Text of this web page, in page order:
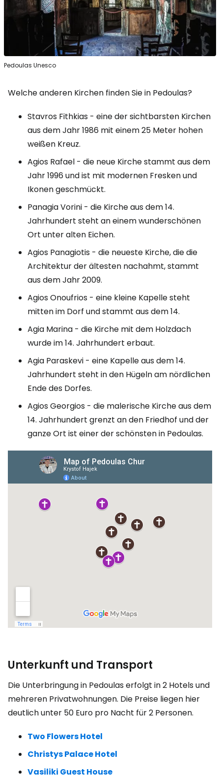
Pedoulas Unesco
Welche anderen Kirchen finden Sie in Pedoulas?
Stavros Fithkias - eine der sichtbarsten Kirchen
aus dem Jahr 1986 mit einem 25 Meter hohen
weißen Kreuz.
Agios Rafael - die neue Kirche stammt aus dem
Jahr 1996 und ist mit modernen Fresken und
Ikonen geschmückt.
Panagia Vorini - die Kirche aus dem 14.
Jahrhundert steht an einem wunderschönen
Ort unter alten Eichen.
Agios Panagiotis - die neueste Kirche, die die
Architektur der ältesten nachahmt, stammt
aus dem Jahr 2009.
Agios Onoufrios - eine kleine Kapelle steht
mitten im Dorf und stammt aus dem 14.
Agia Marina - die Kirche mit dem Holzdach
wurde im 14. Jahrhundert erbaut.
Agia Paraskevi - eine Kapelle aus dem 14.
Jahrhundert steht in den Hügeln am nördlichen
Ende des Dorfes.
Agios Georgios - die malerische Kirche aus dem
14. Jahrhundert grenzt an den Friedhof und der
ganze Ort ist einer der schönsten in Pedoulas.
Unterkunft und Transport
Die Unterbringung in Pedoulas erfolgt in 2 Hotels und
mehreren Privatwohnungen. Die Preise liegen hier
deutlich unter 50 Euro pro Nacht für 2 Personen.
Two Flowers Hotel
Christys Palace Hotel
Vasiliki Guest House